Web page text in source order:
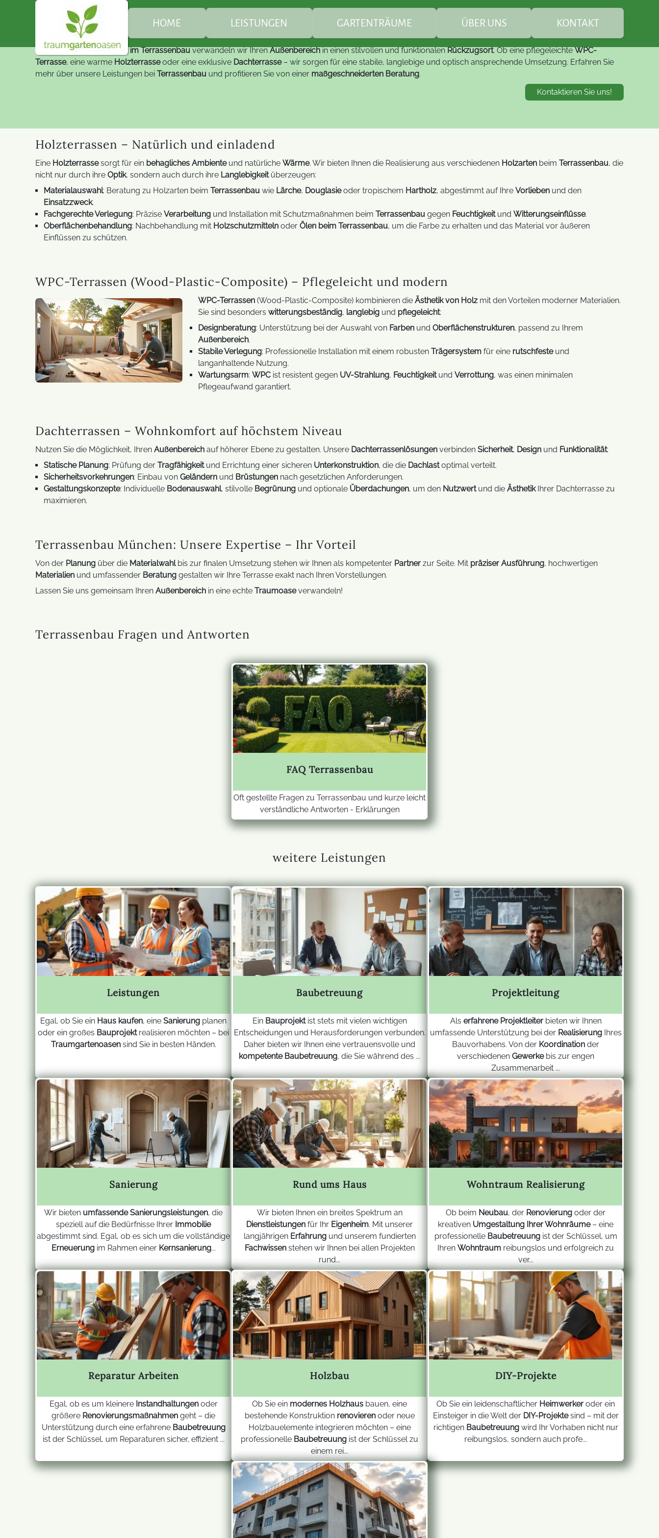
Gartenterrasse Dachterrasse
HOME LEISTUNGEN
Überdachungen / Markisen Markisen
Überdachungen /
Segel / Schirme
Bauelemente
Teichbau Teichbesatz
individuelle
Gartenbepflanzung
fachgerechte
Steinarbeiten
Holzarbeiten nachhaltige Gartenpflege
FAQ Gartenbau
Fehlerbehebungen zum
Trucki-Stick
Elektrotechnik Außen
FAQ LED Technik
GARTENTRÄUME ÜBER UNS KONTAKT
Ihre individuelle Terrasse – Ästhetik und Funktion vereint
Als erfahreneSpezialisten im Terrassenbauverwandeln wir IhrenAußenbereichin einen stilvollen und funktionalenRückzugsort. Ob eine pflegeleichteWPC-
Terrasse, eine warme Holzterrasseoder eine exklusive Dachterrasse– wir sorgen für eine stabile, langlebige und optisch ansprechende Umsetzung. Erfahren Sie
mehr über unsere Leistungen bei Terrassenbau und profitieren Sie von einer maßgeschneiderten Beratung.
Kontaktieren Sie uns!
Holzterrassen – Natürlich und einladend
Eine Holzterrassesorgt für ein behagliches Ambienteund natürliche Wärme. Wir bieten Ihnen die Realisierung aus verschiedenen Holzarten beim Terrassenbau, die
nicht nur durch ihre Optik, sondern auch durch ihre Langlebigkeitüberzeugen:
Materialauswahl: Beratung zu Holzarten beim Terrassenbau wie Lärche, Douglasieoder tropischem Hartholz, abgestimmt auf Ihre Vorlieben und den
Einsatzzweck.
Fachgerechte Verlegung: Präzise Verarbeitung und Installation mit Schutzmaßnahmen beim Terrassenbau gegen Feuchtigkeitund Witterungseinflüsse.
Oberflächenbehandlung: Nachbehandlung mit Holzschutzmitteln oder Ölen beim Terrassenbau, um die Farbe zu erhalten und das Material vor äußeren
Einflüssen zu schützen.
WPC-Terrassen (Wood-Plastic-Composite) – Pflegeleicht und modern
WPC-Terrassen (Wood-Plastic-Composite) kombinieren die Ästhetik von Holz mit den Vorteilen moderner Materialien.
Sie sind besonders witterungsbeständig, langlebig und pflegeleicht:
Designberatung: Unterstützung bei der Auswahl von Farben und Oberflächenstrukturen, passend zu Ihrem
Außenbereich.
Stabile Verlegung: Professionelle Installation mit einem robusten Trägersystem für eine rutschfesteund
langanhaltende Nutzung.
Wartungsarm: WPC ist resistent gegen UV-Strahlung, Feuchtigkeitund Verrottung, was einen minimalen
Pflegeaufwand garantiert.
Dachterrassen – Wohnkomfort auf höchstem Niveau
Nutzen Sie die Möglichkeit, Ihren Außenbereich auf höherer Ebene zu gestalten. Unsere Dachterrassenlösungen verbinden Sicherheit, Design und Funktionalität:
Statische Planung: Prüfung der Tragfähigkeitund Errichtung einer sicheren Unterkonstruktion, die die Dachlastoptimal verteilt.
Sicherheitsvorkehrungen: Einbau von Geländern und Brüstungen nach gesetzlichen Anforderungen.
Gestaltungskonzepte: Individuelle Bodenauswahl, stilvolle Begrünung und optionale Überdachungen, um den Nutzwertund die ÄsthetikIhrer Dachterrasse zu
maximieren.
Terrassenbau München: Unsere Expertise – Ihr Vorteil
Von der Planung über die Materialwahlbis zur finalen Umsetzung stehen wir Ihnen als kompetenter Partner zur Seite. Mit präziser Ausführung, hochwertigen
Materialien und umfassender Beratung gestalten wir Ihre Terrasse exakt nach Ihren Vorstellungen.
Lassen Sie uns gemeinsam Ihren Außenbereich in eine echte Traumoaseverwandeln!
Terrassenbau Fragen und Antworten
FAQ Terrassenbau
Oft gestellte Fragen zu Terrassenbau und kurze leicht
verständliche Antworten - Erklärungen
weitere Leistungen
Leistungen
Egal, ob Sie ein Haus kaufen, eine Sanierung planen
oder ein großes Bauprojektrealisieren möchten – bei
Traumgartenoasensind Sie in besten Händen.
Baubetreuung
Ein Bauprojektist stets mit vielen wichtigen
Entscheidungen und Herausforderungen verbunden.
Daher bieten wir Ihnen eine vertrauensvolle und
kompetente Baubetreuung, die Sie während des ...
Projektleitung
Als erfahrene Projektleiterbieten wir Ihnen
umfassende Unterstützung bei der RealisierungIhres
Bauvorhabens. Von der Koordination der
verschiedenen Gewerkebis zur engen
Zusammenarbeit ...
Sanierung
Wir bieten umfassende Sanierungsleistungen, die
speziell auf die Bedürfnisse Ihrer Immobilie
abgestimmt sind. Egal, ob es sich um die vollständige
Erneuerungim Rahmen einer Kernsanierung...
Rund ums Haus
Wir bieten Ihnen ein breites Spektrum an
Dienstleistungen für Ihr Eigenheim. Mit unserer
langjährigen Erfahrungund unserem fundierten
Fachwissenstehen wir Ihnen bei allen Projekten
rund...
Wohntraum Realisierung
Ob beim Neubau, der Renovierung oder der
kreativen Umgestaltung Ihrer Wohnräume– eine
professionelle Baubetreuungist der Schlüssel, um
Ihren Wohntraum reibungslos und erfolgreich zu
ver...
Reparatur Arbeiten
Egal, ob es um kleinere Instandhaltungenoder
größere Renovierungsmaßnahmen geht – die
Unterstützung durch eine erfahrene Baubetreuung
ist der Schlüssel, um Reparaturen sicher, effizient ...
Holzbau
Ob Sie ein modernes Holzhaus bauen, eine
bestehende Konstruktion renovierenoder neue
Holzbauelemente integrieren möchten – eine
professionelle Baubetreuung ist der Schlüssel zu
einem rei...
DIY-Projekte
Ob Sie ein leidenschaftlicher Heimwerker oder ein
Einsteiger in die Welt der DIY-Projektesind – mit der
richtigen Baubetreuungwird Ihr Vorhaben nicht nur
reibungslos, sondern auch profe...